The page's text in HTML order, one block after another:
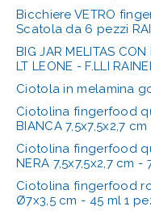
Bicchiere VETRO
Scatola da 6 pezzi
BIG JAR MELITAS
LT LEONE - F.LLI
Ciotola in melamina
Ciotolina fingerfood
BIANCA 7,5x7,5x2,7
Ciotolina fingerfood
NERA 7,5x7,5x2,7 cm -
Ciotolina fingerfood
Ø7x3,5 cm - 45 ml 1